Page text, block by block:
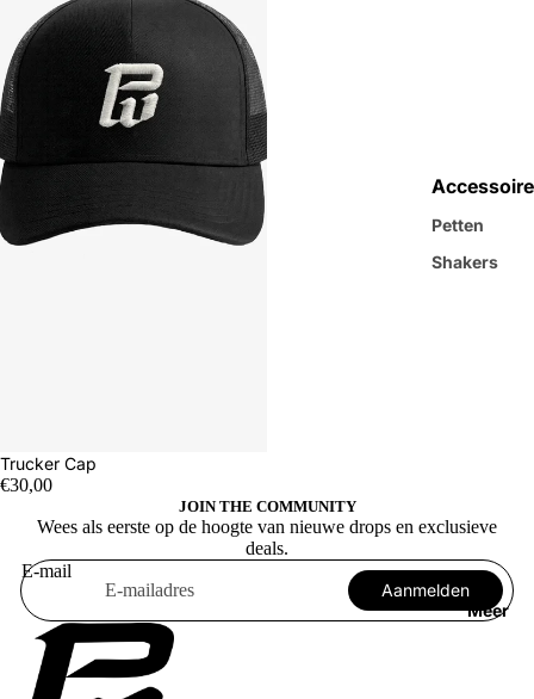
Petten
Shakers
Meer
Trucker Cap
€30,00
JOIN THE COMMUNITY
Wees als eerste op de hoogte van nieuwe drops en exclusieve
deals.
E-mail
Aanmelden